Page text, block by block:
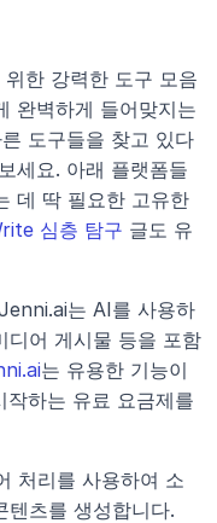
한 강력한 도구 모음
완벽하게 들어맞지는
도구들을 찾고 있다
세요. 아래 플랫폼들
데 딱 필요한 고유한
심층 탐구 글도 유
는 AI를 사용하
디어 게시물 등을 포함
는 유용한 기능이
하는 유료 요금제를
처리를 사용하여 소
츠를 생성합니다.